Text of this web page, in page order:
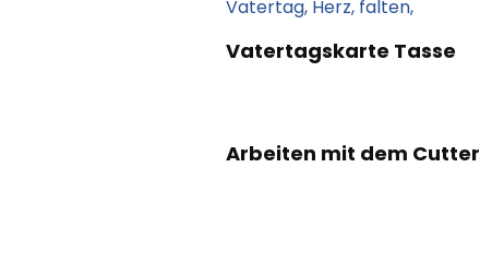
Vatertagskarte Tasse
Arbeiten mit dem Cutter